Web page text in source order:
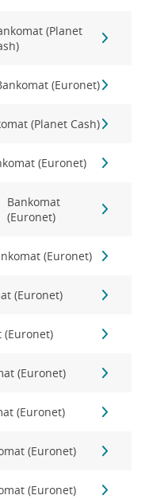
(Planet
(Euronet)
(Planet Cash)
(Euronet)
Bankomat
(Euronet)
(Euronet)
(Euronet)
(Euronet)
(Euronet)
(Euronet)
(Euronet)
(Euronet)